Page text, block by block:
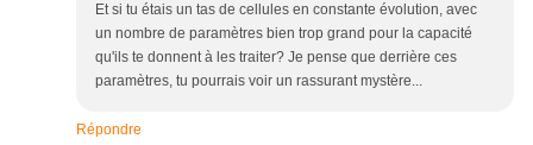
Et si tu étais un tas de cellules en constante évolution, avec
un nombre de paramètres bien trop grand pour la capacité
qu'ils te donnent à les traiter? Je pense que derrière ces
paramètres, tu pourrais voir un rassurant mystère...
Répondre